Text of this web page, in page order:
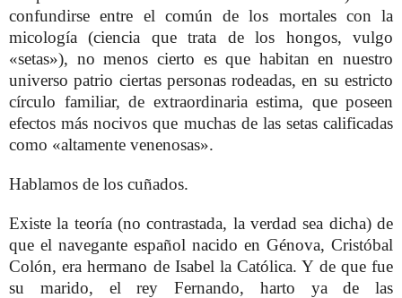
confundirse entre el común de los mortales con la
micología (ciencia que trata de los hongos, vulgo
«setas»), no menos cierto es que habitan en nuestro
universo patrio ciertas personas rodeadas, en su estricto
círculo familiar, de extraordinaria estima, que poseen
efectos más nocivos que muchas de las setas calificadas
como «altamente venenosas».
Hablamos de los cuñados.
Existe la teoría (no contrastada, la verdad sea dicha) de
que el navegante español nacido en Génova, Cristóbal
Colón, era hermano de Isabel la Católica. Y de que fue
su marido, el rey Fernando, harto ya de las